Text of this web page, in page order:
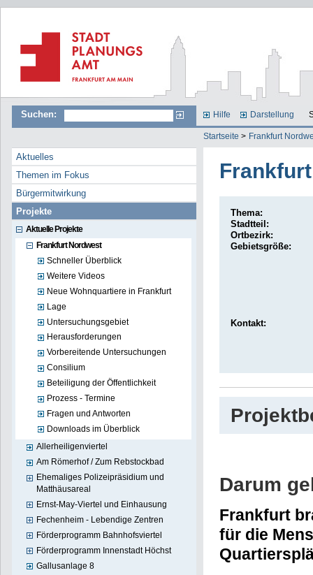
Suchen: Hilfe Darstellung
Startseite > Frankfurt
Aktuelles
Themen im Fokus
Bürgermitwirkung
Projekte
Aktuelle Projekte
Frankfurt Nordwest
Schneller Überblick
Weitere Videos
Neue Wohnquartiere in Frankfurt
Lage
Untersuchungsgebiet
Herausforderungen
Vorbereitende Untersuchungen
Consilium
Beteiligung der Öffentlichkeit
Prozess - Termine
Fragen und Antworten
Downloads im Überblick
Allerheiligenviertel
Am Römerhof / Zum Rebstockbad
Ehemaliges Polizeipräsidium und
Matthäusareal
Ernst-May-Viertel und Einhausung
Fechenheim - Lebendige Zentren
Förderprogramm Bahnhofsviertel
Förderprogramm Innenstadt Höchst
Gallusanlage 8
Thema:
Stadtteil:
Ortbezirk:
Gebietsgröße:
Kontakt:
Darum
Frankfurt
für die